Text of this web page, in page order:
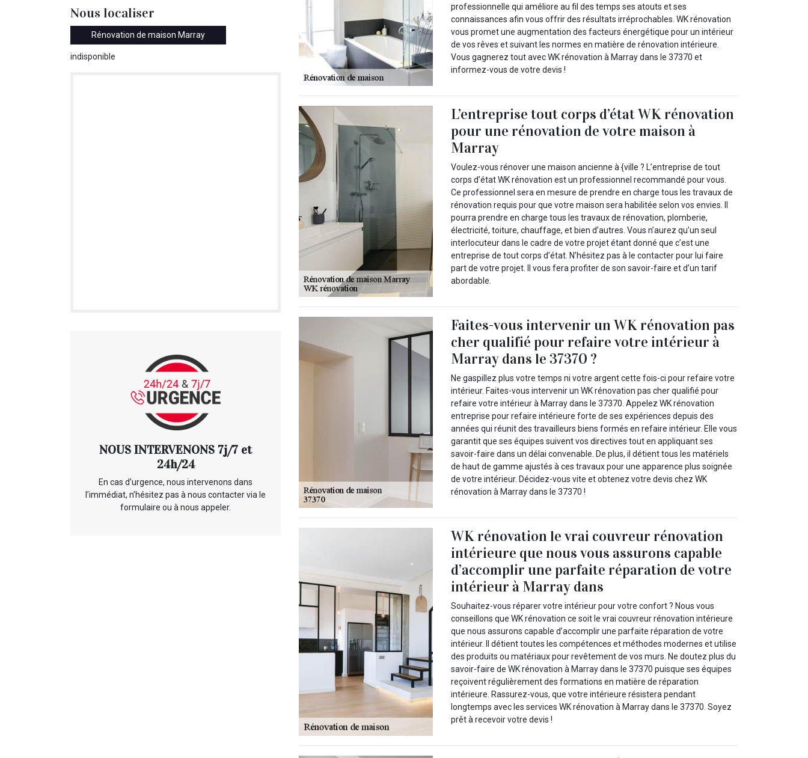
Nous localiser
Rénovation de maison Marray
indisponible
NOUS INTERVENONS 7j/7 et
24h/24
En cas d’urgence, nous intervenons dans
l’immédiat, n’hésitez pas à nous contacter via le
formulaire ou à nous appeler.
professionnelle qui améliore au fil des temps ses atouts et ses
connaissances afin vous offrir des résultats irréprochables. WK rénovation
vous promet une augmentation des facteurs énergétique pour un intérieur
de vos rêves et suivant les normes en matière de rénovation intérieure.
Vous gagnerez tout avec WK rénovation à Marray dans le 37370 et
informez-vous de votre devis !
L’entreprise tout corps d’état WK rénovation
pour une rénovation de votre maison à
Marray
Voulez-vous rénover une maison ancienne à {ville ? L’entreprise de tout
corps d’état WK rénovation est un professionnel recommandé pour vous.
Ce professionnel sera en mesure de prendre en charge tous les travaux de
rénovation requis pour que votre maison sera habilitée selon vos envies. Il
pourra prendre en charge tous les travaux de rénovation, plomberie,
électricité, toiture, chauffage, et bien d’autres. Vous n’aurez qu’un seul
interlocuteur dans le cadre de votre projet étant donné que c’est une
entreprise de tout corps d’état. N’hésitez pas à le contacter pour lui faire
part de votre projet. Il vous fera profiter de son savoir-faire et d’un tarif
abordable.
Faites-vous intervenir un WK rénovation pas
cher qualifié pour refaire votre intérieur à
Marray dans le 37370 ?
Ne gaspillez plus votre temps ni votre argent cette fois-ci pour refaire votre
intérieur. Faites-vous intervenir un WK rénovation pas cher qualifié pour
refaire votre intérieur à Marray dans le 37370. Appelez WK rénovation
entreprise pour refaire intérieure forte de ses expériences depuis des
années qui réunit des travailleurs biens formés en refaire intérieur. Elle vous
garantit que ses équipes suivent vos directives tout en appliquant ses
savoir-faire dans un délai convenable. De plus, il détient tous les matériels
de haut de gamme ajustés à ces travaux pour une apparence plus soignée
de votre intérieur. Décidez-vous vite et obtenez votre devis chez WK
rénovation à Marray dans le 37370 !
WK rénovation le vrai couvreur rénovation
intérieure que nous vous assurons capable
d’accomplir une parfaite réparation de votre
intérieur à Marray dans
Souhaitez-vous réparer votre intérieur pour votre confort ? Nous vous
conseillons que WK rénovation ce soit le vrai couvreur rénovation intérieure
que nous assurons capable d’accomplir une parfaite réparation de votre
intérieur. Il détient toutes les compétences et méthodes modernes et utilise
des produits ou matériaux pour revêtement de vos murs. Ne doutez plus du
savoir-faire de WK rénovation à Marray dans le 37370 puisque ses équipes
reçoivent régulièrement des formations en matière de réparation
intérieure. Rassurez-vous, que votre intérieure résistera pendant
longtemps avec les services WK rénovation à Marray dans le 37370. Soyez
prêt à recevoir votre devis !